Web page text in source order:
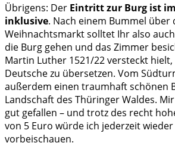
Übrigens: Der Eintritt zur Burg ist
inklusive. Nach einem Bummel über
Weihnachtsmarkt solltet Ihr also
die Burg gehen und das Zimmer
Martin Luther 1521/22 versteckt
Deutsche zu übersetzen. Vom
außerdem einen traumhaft schönen
Landschaft des Thüringer Waldes.
gut gefallen – und trotz des recht
von 5 Euro würde ich jederzeit
vorbeischauen.